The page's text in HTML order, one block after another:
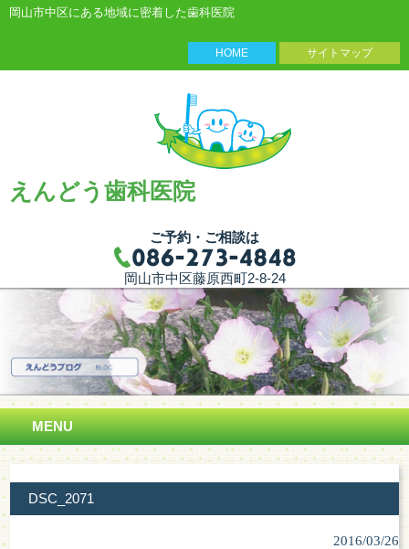
岡山市中区にある地域に密着した歯科医院
HOME サイトマップ
えんどう歯科医院
ご予約・ご相談は
岡山市中区藤原西町2-8-24
MENU
DSC_2071
2016/03/26